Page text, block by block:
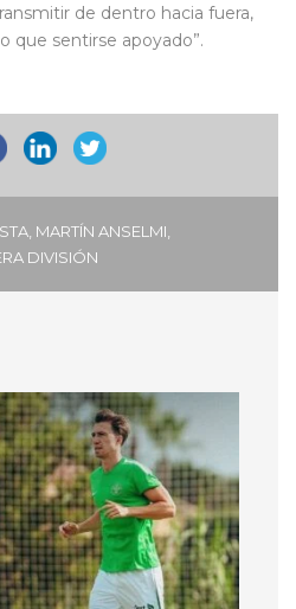
de dentro hacia fuera,
que sentirse apoyado”.
MARTÍN ANSELMI
DIVISIÓN